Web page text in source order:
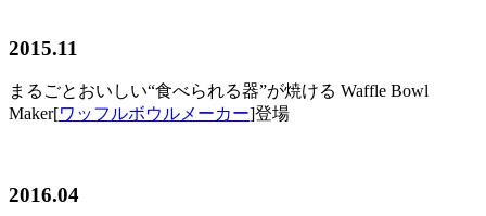
2015.11
まるごとおいしい“食べられる器”が焼ける Waffle Bowl
Maker[ワッフルボウルメーカー]登場
2016.04